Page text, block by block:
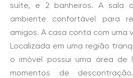
suíte, e 2 banheiros. A sala
ambiente confortável para
amigos. A casa conta com uma
Localizada em uma região
o imóvel possui uma área de
momentos de